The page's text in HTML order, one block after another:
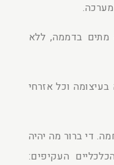
בדממה, ללא
וכל אזרחי
די ברור מה יהיה
העקיפים: